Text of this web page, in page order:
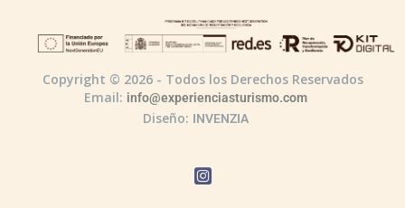
Copyright © 2026 - Todos los Derechos Reservados
Email: info@experienciasturismo.com
Diseño: INVENZIA